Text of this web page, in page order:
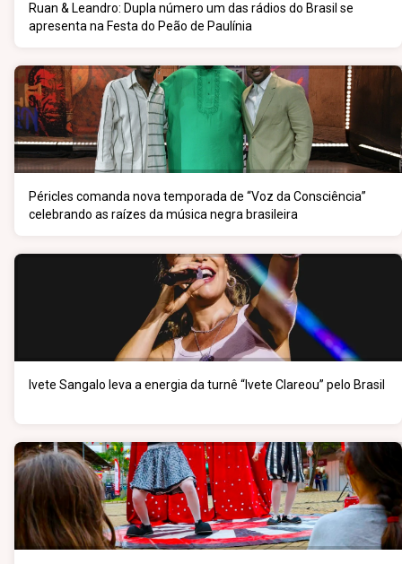
Ruan & Leandro: Dupla número um das rádios do Brasil se
apresenta na Festa do Peão de Paulínia
Péricles comanda nova temporada de “Voz da Consciência”
celebrando as raízes da música negra brasileira
Ivete Sangalo leva a energia da turnê “Ivete Clareou” pelo Brasil